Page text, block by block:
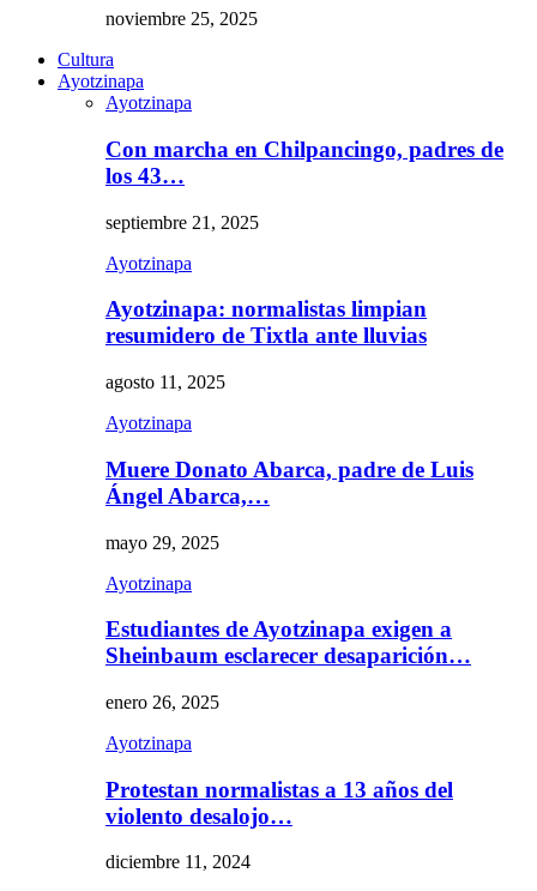
noviembre 25, 2025
Cultura
Ayotzinapa
Ayotzinapa
Con marcha en Chilpancingo, padres de
los 43…
septiembre 21, 2025
Ayotzinapa
Ayotzinapa: normalistas limpian
resumidero de Tixtla ante lluvias
agosto 11, 2025
Ayotzinapa
Muere Donato Abarca, padre de Luis
Ángel Abarca,…
mayo 29, 2025
Ayotzinapa
Estudiantes de Ayotzinapa exigen a
Sheinbaum esclarecer desaparición…
enero 26, 2025
Ayotzinapa
Protestan normalistas a 13 años del
violento desalojo…
diciembre 11, 2024